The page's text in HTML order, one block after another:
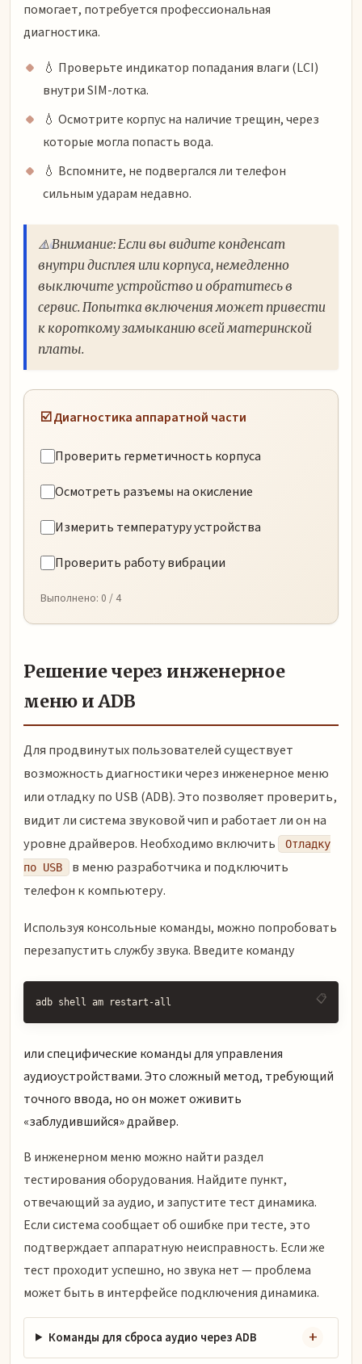
помогает, потребуется профессиональная
диагностика.
💧 Проверьте индикатор попадания влаги (LCI)
внутри SIM-лотка.
💧 Осмотрите корпус на наличие трещин, через
которые могла попасть вода.
💧 Вспомните, не подвергался ли телефон
сильным ударам недавно.
⚠️ Внимание: Если вы видите конденсат
внутри дисплея или корпуса, немедленно
выключите устройство и обратитесь в
сервис. Попытка включения может привести
к короткому замыканию всей материнской
платы.
☑️ Диагностика аппаратной части
Проверить герметичность корпуса
Осмотреть разъемы на окисление
Измерить температуру устройства
Проверить работу вибрации
Выполнено: 0 / 4
Решение через инженерное
меню и ADB
Для продвинутых пользователей существует
возможность диагностики через инженерное меню
или отладку по USB (ADB). Это позволяет проверить,
видит ли система звуковой чип и работает ли он на
уровне драйверов. Необходимо включить
Отладку
по USB
в меню разработчика и подключить
телефон к компьютеру.
Используя консольные команды, можно попробовать
перезапустить службу звука. Введите команду
adb shell am restart-all
или специфические команды для управления
аудиоустройствами. Это сложный метод, требующий
точного ввода, но он может оживить
«заблудившийся» драйвер.
В инженерном меню можно найти раздел
тестирования оборудования. Найдите пункт,
отвечающий за аудио, и запустите тест динамика.
Если система сообщает об ошибке при тесте, это
подтверждает аппаратную неисправность. Если же
тест проходит успешно, но звука нет — проблема
может быть в интерфейсе подключения динамика.
Команды для сброса аудио через ADB